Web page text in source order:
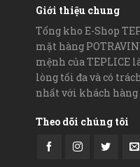
Giới thiệu chung
Tổng kho E-Shop
mặt hàng
mệnh của TEPLICE
lòng tối đa và có
nhất với khách hàng
Theo dõi chúng tôi